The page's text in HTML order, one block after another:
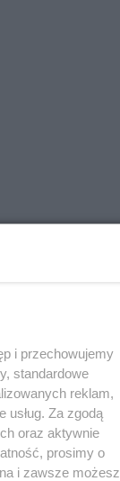
i przechowujemy
standardowe
reklam,
usług. Za zgodą
oraz aktywnie
prosimy o
i zawsze możesz